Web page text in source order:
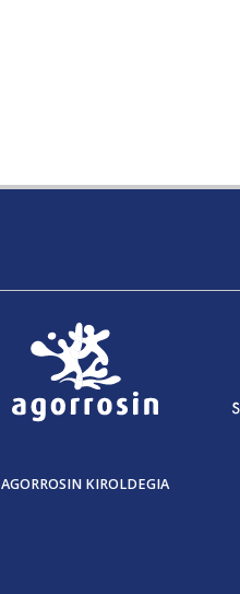
AGORROSIN KIROLDEGIA